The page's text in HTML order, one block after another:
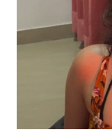
meaning of "Sau
settle that debate
student eyeing the
& Job Profile , a